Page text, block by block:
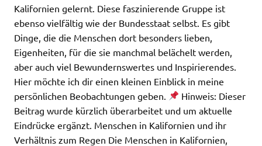
Kalifornien gelernt. Diese faszinierende Gruppe ist
ebenso vielfältig wie der Bundesstaat selbst. Es gibt
Dinge, die die Menschen dort besonders lieben,
Eigenheiten, für die sie manchmal belächelt werden,
aber auch viel Bewundernswertes und Inspirierendes.
Hier möchte ich dir einen kleinen Einblick in meine
persönlichen Beobachtungen geben.
Hinweis: Dieser
Beitrag wurde kürzlich überarbeitet und um aktuelle
Eindrücke ergänzt. Menschen in Kalifornien und ihr
Verhältnis zum Regen Die Menschen in Kalifornien,